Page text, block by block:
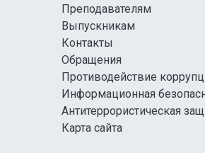
Преподавателям
Выпускникам
Контакты
Обращения
Противодействие
Информационная
Антитеррористическая
Карта сайта